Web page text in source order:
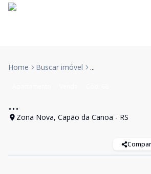
Home Buscar imóvel ...
...
Zona Nova, Capão da Canoa - RS